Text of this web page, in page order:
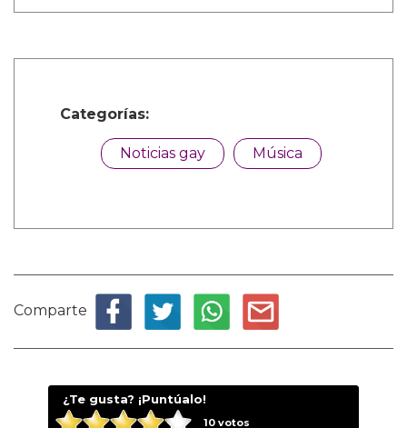
Categorías:
Noticias gay Música
Comparte
¿Te gusta? ¡Puntúalo!
10votos